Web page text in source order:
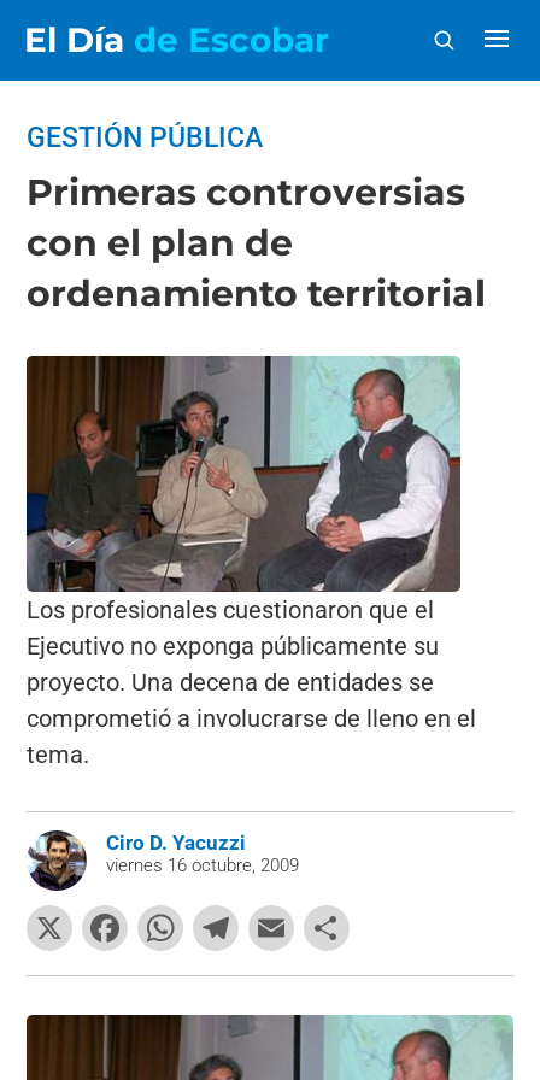
El Día de Escobar
GESTIÓN PÚBLICA
Primeras controversias
con el plan de
ordenamiento territorial
Los profesionales cuestionaron que el
Ejecutivo no exponga públicamente su
proyecto. Una decena de entidades se
comprometió a involucrarse de lleno en el
tema.
Ciro D. Yacuzzi
viernes 16 octubre, 2009
X
F
a
c
W
h
at
T
el
e
gr
E
m
ai
o
m
p